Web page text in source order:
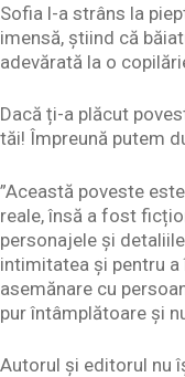
Sofia l-a strâns la
imensă, știind că
adevărată la o
Dacă ți-a plăcut
tăi! Împreună putem
”Această poveste
reale, însă a fost
personajele și
intimitatea și pentru
asemănare cu
pur întâmplătoare și
Autorul și editorul nu